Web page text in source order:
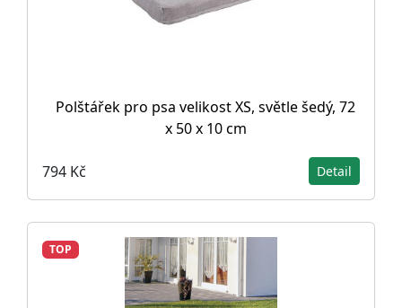
Polštářek pro psa velikost XS, světle šedý, 72
x 50 x 10 cm
794 Kč Detail
TOP